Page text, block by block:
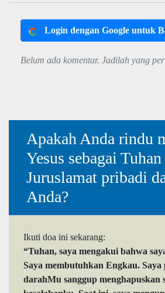
Login dengan Google untuk
Belum ada komentar. Jadilah yang
Apakah Anda rindu
Yesus sebagai
Juruslamat pribadi
Anda?
Ikuti doa ini sekarang:
“Tuhan, saya mengakui bahwa
Saya membutuhkan Engkau. Saya
darahMu sanggup menghapuskan